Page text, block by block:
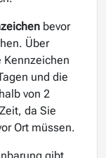
bevor
Über
Kennzeichen
und die
von 2
da Sie
Ort müssen.